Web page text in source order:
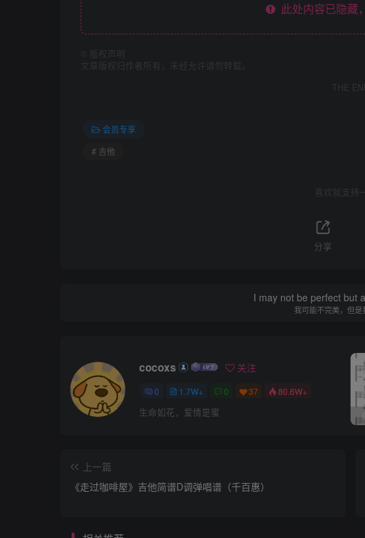
此处内容已隐藏
版权声明
文章版权归作者所有，未经允许请勿转载。
THE
会员专享
# 吉他
喜欢就支持
分享
I may not be perfect but
我可能不完美，但是
cocoxs 关注
0 1.7W+ 0 37 80.6W+
生命如花，爱情是蜜
上一篇
《走过咖啡屋》吉他简谱D调弹唱谱（千百惠）